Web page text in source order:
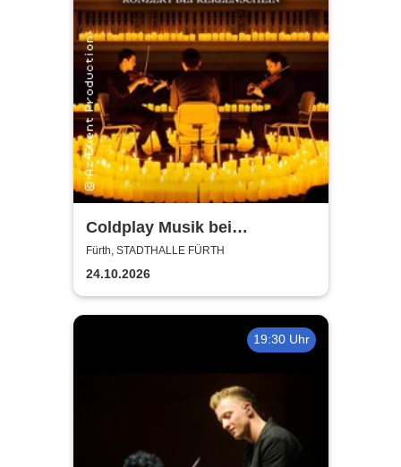
Coldplay Musik bei
Kerzenschein
Fürth, STADTHALLE FÜRTH
24.10.2026
19:30 Uhr